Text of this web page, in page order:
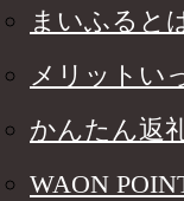
まいふると
メリットい
かんたん返
WAON